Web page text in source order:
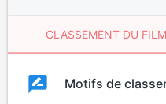
CLASSEMENT DU FILM
ClassementClassement
Motifs de